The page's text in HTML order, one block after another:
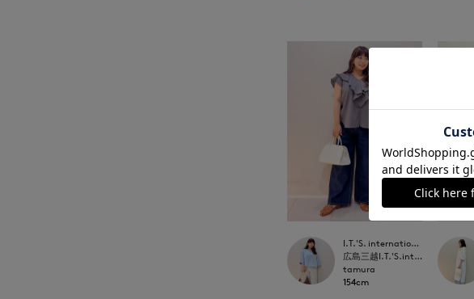
I.T.'S. international
広島三越I.T.'S.international
tamura
154cm